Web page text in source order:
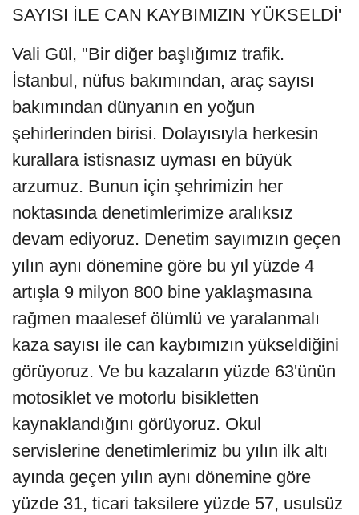
SAYISI İLE CAN KAYBIMIZIN YÜKSELDİ'
Vali Gül, "Bir diğer başlığımız trafik.
İstanbul, nüfus bakımından, araç sayısı
bakımından dünyanın en yoğun
şehirlerinden birisi. Dolayısıyla herkesin
kurallara istisnasız uyması en büyük
arzumuz. Bunun için şehrimizin her
noktasında denetimlerimize aralıksız
devam ediyoruz. Denetim sayımızın geçen
yılın aynı dönemine göre bu yıl yüzde 4
artışla 9 milyon 800 bine yaklaşmasına
rağmen maalesef ölümlü ve yaralanmalı
kaza sayısı ile can kaybımızın yükseldiğini
görüyoruz. Ve bu kazaların yüzde 63'ünün
motosiklet ve motorlu bisikletten
kaynaklandığını görüyoruz. Okul
servislerine denetimlerimiz bu yılın ilk altı
ayında geçen yılın aynı dönemine göre
yüzde 31, ticari taksilere yüzde 57, usulsüz